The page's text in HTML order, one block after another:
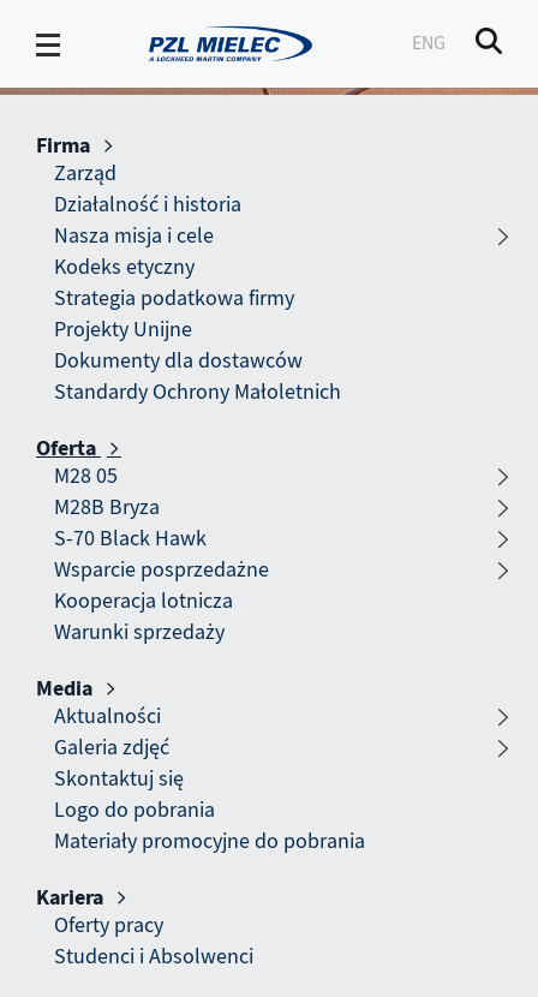
Oferta
Mielec
Firma
Pokaż submenu
Zarząd
Działalność i historia
Nasza misja i cele
Kodeks etyczny
Strategia podatkowa firmy
Projekty Unijne
Dokumenty dla dostawców
Standardy Ochrony Małoletnich
Oferta
Pokaż submenu
M28 05
M28B Bryza
S-70 Black Hawk
Wsparcie posprzedażne
Kooperacja lotnicza
Warunki sprzedaży
Media
Pokaż submenu
Aktualności
Galeria zdjęć
Skontaktuj się
Logo do pobrania
Materiały promocyjne do pobrania
Kariera
Pokaż submenu
Oferty pracy
Studenci i Absolwenci
ENG
Oferta
Zapoznaj się z naszymi produktami
Strona główna
Oferta_bloczki_nowe
ŚMIGŁOWIEC S-70 BLACK HAWK